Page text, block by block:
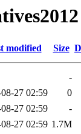
modified Size
-
27 02:59
0
27 02:59
-
27 02:59 1.7M